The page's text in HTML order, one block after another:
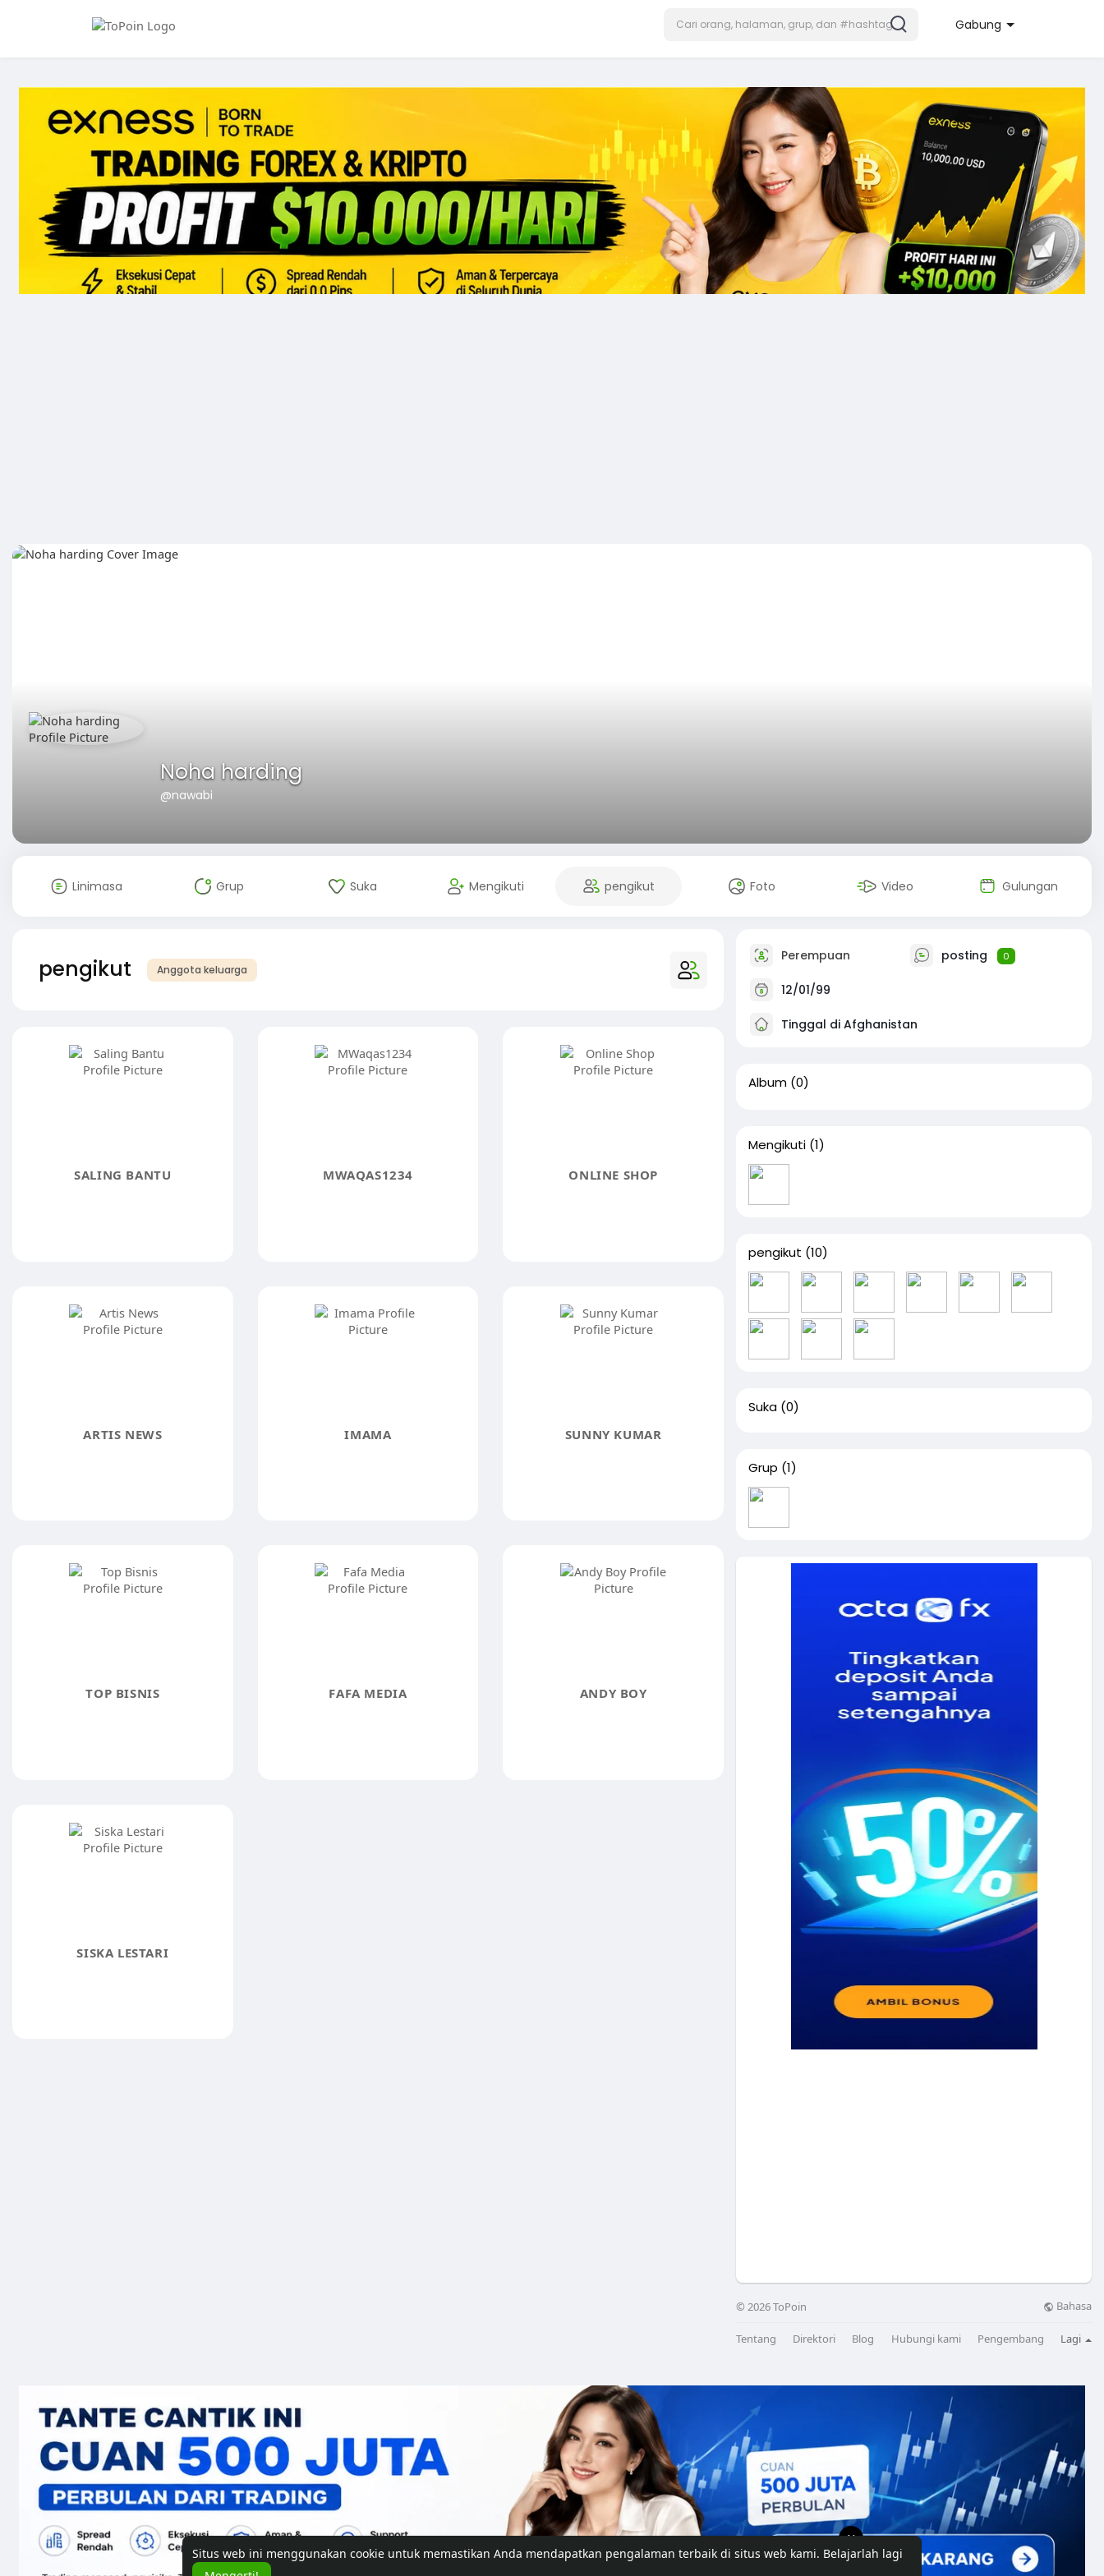
Situs web ini menggunakan cookie untuk memastikan Anda mendapatkan pengalaman terbaik di situs web kami. Belajarlah lagi
Gabung
Noha harding
@nawabi
Linimasa Grup Suka Mengikuti pengikut Foto Video Gulungan
pengikut Anggota keluarga
SALING BANTU MWAQAS1234 ONLINE SHOP
ARTIS NEWS IMAMA SUNNY KUMAR
TOP BISNIS FAFA MEDIA ANDY BOY
SISKA LESTARI
Perempuan posting 0
12/01/99
Tinggal di Afghanistan
Album (0)
Mengikuti (1)
pengikut (10)
Suka (0)
Grup (1)
© 2026 ToPoin Bahasa
Tentang Direktori Blog Hubungi kami Pengembang Lagi
X